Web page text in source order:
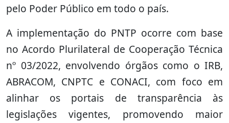
pelo Poder Público em todo o país.
A implementação do PNTP ocorre com base
no Acordo Plurilateral de Cooperação Técnica
nº 03/2022, envolvendo órgãos como o IRB,
ABRACOM, CNPTC e CONACI, com foco em
alinhar os portais de transparência às
legislações vigentes, promovendo maior